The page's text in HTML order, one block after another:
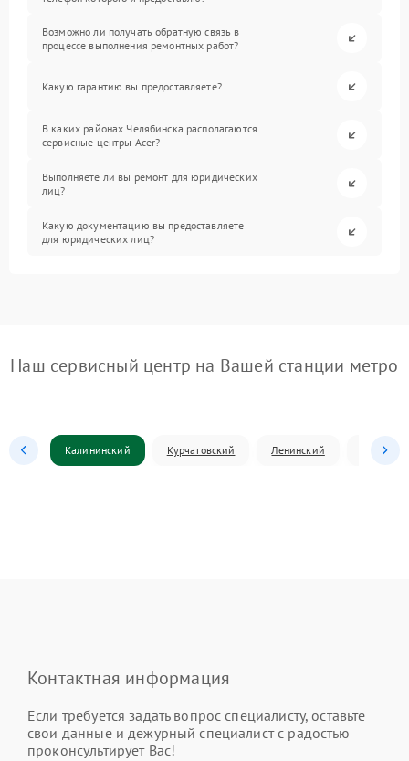
Возможно ли получать обратную связь в
процессе выполнения ремонтных работ?
Какую гарантию вы предоставляете?
В каких районах Челябинска располагаются
сервисные центры Acer?
Выполняете ли вы ремонт для юридических
лиц?
Какую документацию вы предоставляете
для юридических лиц?
Наш сервисный центр на Вашей станции метро
Калининский Курчатовский Ленинский
Контактная информация
Если требуется задать вопрос специалисту, оставьте
свои данные и дежурный специалист с радостью
проконсультирует Вас!